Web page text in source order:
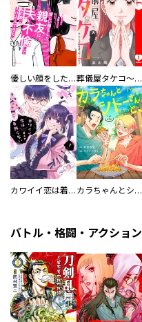
優しい顔をした親友は、夫と不倫して私の家に入り込んできた。 葬儀屋タケコ～あなたの最期、叶えます【電子単行本版】
カワイイ恋は着飾らない カラちゃんとシトーさんと、 【分冊版】
バトル・格闘・アクション